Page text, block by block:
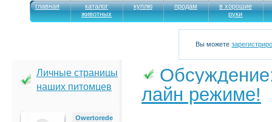
главная
каталог
животных
куплю продам
в хорошие
руки
Вы можете
Личные страницы
наших питомцев
Owertorede
лайн режиме!